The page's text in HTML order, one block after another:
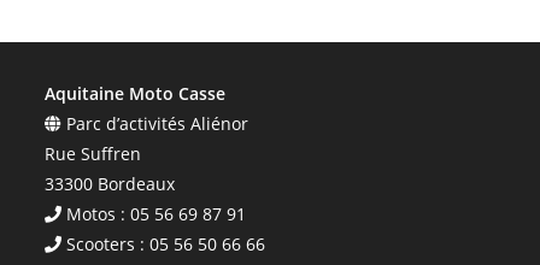
Aquitaine Moto Casse
Parc d’activités Aliénor
Rue Suffren
33300 Bordeaux
Motos : 05 56 69 87 91
Scooters : 05 56 50 66 66